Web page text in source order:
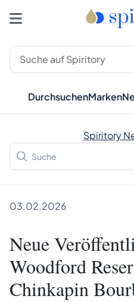
DurchsuchenMarken
Spiritory
03.02.2026
Neue
Woodford
Chinkapin